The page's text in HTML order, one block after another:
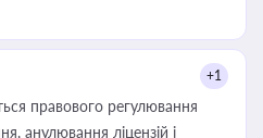
+1
правового регулювання
анулювання ліцензій і